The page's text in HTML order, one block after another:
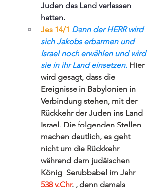
Juden das Land verlassen
hatten.
Jes 14/1 Denn der HERR wird
sich Jakobs erbarmen und
Israel noch erwählen und wird
sie in ihr Land einsetzen. Hier
wird gesagt, dass die
Ereignisse in Babylonien in
Verbindung stehen, mit der
Rückkehr der Juden ins Land
Israel. Die folgenden Stellen
machen deutlich, es geht
nicht um die Rückkehr
während dem judäischen
König Serubbabel im Jahr
538 v.Chr. , denn damals